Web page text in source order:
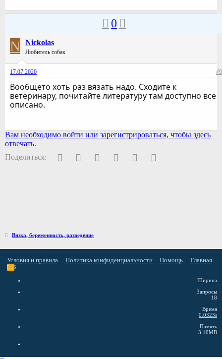
0
N Nickolas
Любитель собак
17.07.2020 #9
Вообщето хоть раз вязать надо. Сходите к
ветеринару, почитайте литературу там доступно все
описано.
Вам необходимо войти или зарегистрироваться, чтобы здесь
отвечать.
Поделиться:
FacebookTwitter PinterestWhatsAppЭлектронная почта
Вязка, беременность, разведение
Условия и правила Политика конфиденциальности Помощь Главная
RSS
Ширина
Запросы
18
Время
0.0323s
Память
3.10MB